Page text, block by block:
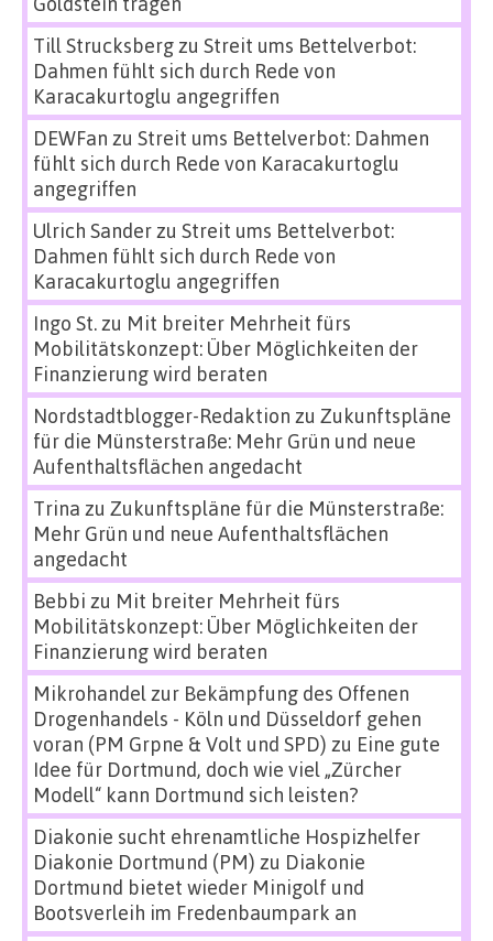
Till Strucksbergzu Streit ums Bettelverbot:
Dahmen fühlt sich durch Rede von
Karacakurtoglu angegriffen
DEWFan zu Streit ums Bettelverbot: Dahmen
fühlt sich durch Rede von Karacakurtoglu
angegriffen
Ulrich Sanderzu Streit ums Bettelverbot:
Dahmen fühlt sich durch Rede von
Karacakurtoglu angegriffen
Ingo St.zu Mit breiter Mehrheit fürs
Mobilitätskonzept: Über Möglichkeiten der
Finanzierung wird beraten
Nordstadtblogger-Redaktion zu Zukunftspläne
für die Münsterstraße: Mehr Grün und neue
Aufenthaltsflächen angedacht
Trina zu Zukunftspläne für die Münsterstraße:
Mehr Grün und neue Aufenthaltsflächen
angedacht
Bebbi zu Mit breiter Mehrheit fürs
Mobilitätskonzept: Über Möglichkeiten der
Finanzierung wird beraten
Mikrohandel zur Bekämpfung des Offenen
Drogenhandels - Köln und Düsseldorf gehen
voran (PM Grpne & Volt und SPD) zu Eine gute
Idee für Dortmund, doch wie viel „Zürcher
Modell“ kann Dortmund sich leisten?
Diakonie sucht ehrenamtliche Hospizhelfer
Diakonie Dortmund (PM) zu Diakonie
Dortmund bietet wieder Minigolf und
Bootsverleih im Fredenbaumpark an